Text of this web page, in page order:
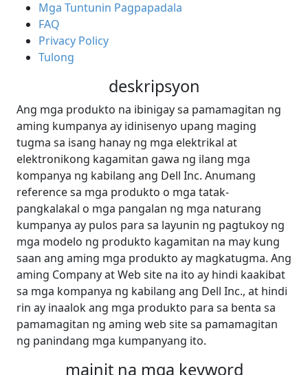
Mga Tuntunin Pagpapadala
FAQ
Privacy Policy
Tulong
deskripsyon
Ang mga produkto na ibinigay sa pamamagitan ng
aming kumpanya ay idinisenyo upang maging
tugma sa isang hanay ng mga elektrikal at
elektronikong kagamitan gawa ng ilang mga
kompanya ng kabilang ang Dell Inc. Anumang
reference sa mga produkto o mga tatak-
pangkalakal o mga pangalan ng mga naturang
kumpanya ay pulos para sa layunin ng pagtukoy ng
mga modelo ng produkto kagamitan na may kung
saan ang aming mga produkto ay magkatugma. Ang
aming Company at Web site na ito ay hindi kaakibat
sa mga kompanya ng kabilang ang Dell Inc., at hindi
rin ay inaalok ang mga produkto para sa benta sa
pamamagitan ng aming web site sa pamamagitan
ng panindang mga kumpanyang ito.
mainit na mga keyword